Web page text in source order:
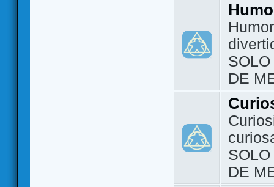
DE
DE